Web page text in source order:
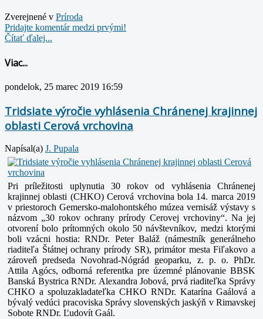
Zverejnené v Prí­roda
Pridajte komentár medzi prvými!
Čítať ďalej...
Viac...
pondelok, 25 marec 2019 16:59
Tridsiate výročie vyhlásenia Chránenej krajinnej
oblasti Cerová vrchovina
Napísal(a) J. Pupala
Pri príležitosti uplynutia 30 rokov od vyhlásenia Chránenej
krajinnej oblasti (CHKO) Cerová vrchovina bola 14. marca 2019
v priestoroch Gemersko-malohontského múzea vernisáž výstavy s
názvom „30 rokov ochrany prírody Cerovej vrchoviny“. Na jej
otvorení bolo prítomných okolo 50 návštevníkov, medzi ktorými
boli vzácni hostia: RNDr. Peter Baláž (námestník generálneho
riaditeľa Štátnej ochrany prírody SR), primátor mesta Fiľakovo a
zároveň predseda Novohrad-Nógrád geoparku, z. p. o. PhDr.
Attila Agócs, odborná referentka pre územné plánovanie BBSK
Banská Bystrica RNDr. Alexandra Jobová, prvá riaditeľka Správy
CHKO a spoluzakladateľka CHKO RNDr. Katarína Gaálová a
bývalý vedúci pracoviska Správy slovenských jaskýň v Rimavskej
Sobote RNDr. Ľudovít Gaál.